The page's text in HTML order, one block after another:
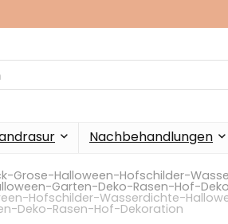
Nachbehandlungen
Grose-Halloween-Hofschilder-
Garten-Deko-Rasen-Hof-
Hofschilder-Wasserdichte-
Deko-Rasen-Hof-Dekoration